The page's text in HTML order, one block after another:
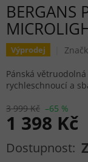
BERGANS
Výprodej
3 999 Kč –65 %
1 398 Kč
Měrná cena:
Pánská
rychleschnoucí a